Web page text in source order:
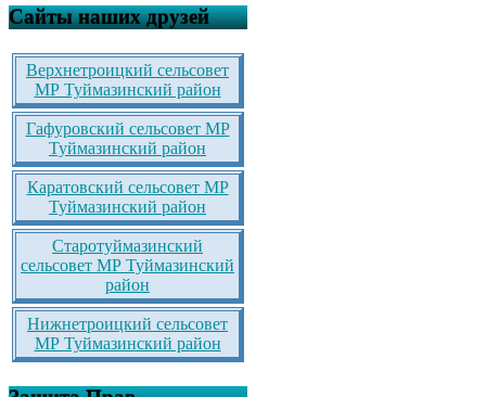
Сайты наших друзей
Верхнетроицкий сельсовет
МР Туймазинский район
Гафуровский сельсовет МР
Туймазинский район
Каратовский сельсовет МР
Туймазинский район
Старотуймазинский
сельсовет МР Туймазинский
район
Нижнетроицкий сельсовет
МР Туймазинский район